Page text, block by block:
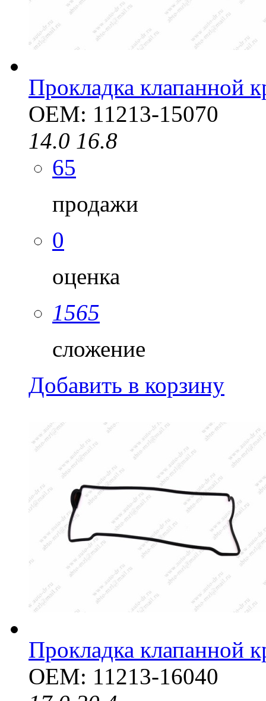
Прокладка клапанной
OEM: 11213-15070
14.0 16.8
65
продажи
0
оценка
1565
сложение
Добавить в корзину
Прокладка клапанной
OEM: 11213-16040